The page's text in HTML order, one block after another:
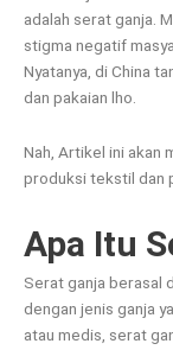
adalah serat ganja.
stigma negatif
Nyatanya, di China
dan pakaian lho.
Nah, Artikel ini akan
produksi tekstil dan
Apa Itu
Serat ganja berasal
dengan jenis ganja
atau medis, serat